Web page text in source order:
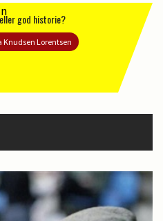
god historie?
Lorentsen